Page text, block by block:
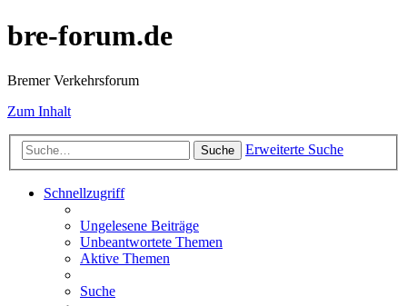
bre-forum.de
Bremer Verkehrsforum
Zum Inhalt
Suche Erweiterte Suche
Schnellzugriff
Ungelesene Beiträge
Unbeantwortete Themen
Aktive Themen
Suche